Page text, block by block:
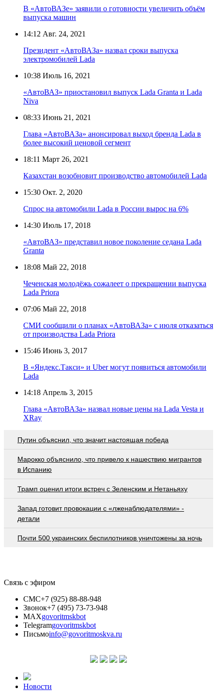
В «АвтоВАЗе» заявили о готовности увеличить объём
выпуска машин
14:12 Авг. 24, 2021
Президент «АвтоВАЗа» назвал сроки выпуска
электромобилей Lada
10:38 Июль 16, 2021
«АвтоВАЗ» приостановил выпуск Lada Granta и Lada
Niva
08:33 Июнь 21, 2021
Глава «АвтоВАЗа» анонсировал выход бренда Lada в
более высокий ценовой сегмент
18:11 Март 26, 2021
Казахстан возобновит производство автомобилей Lada
15:30 Окт. 2, 2020
Спрос на автомобили Lada в России вырос на 6%
14:30 Июль 17, 2018
«АвтоВАЗ» представил новое поколение седана Lada
Granta
18:08 Май 22, 2018
Чеченская молодёжь сожалеет о прекращении выпуска
Lada Priora
07:06 Май 22, 2018
СМИ сообщили о планах «АвтоВАЗа» с июля отказаться
от производства Lada Priora
15:46 Июнь 3, 2017
В «Яндекс.Такси» и Uber могут появиться автомобили
Lada
14:18 Апрель 3, 2015
Глава «АвтоВАЗа» назвал новые цены на Lada Vesta и
XRay
Путин объяснил, что значит настоящая победа
Марокко объяснило, что привело к нашествию мигрантов
в Испанию
Трамп оценил итоги встреч с Зеленским и Нетаньяху
Запад готовит провокации с «лженаблюдателями» -
детали
Почти 500 украинских беспилотников уничтожены за ночь
Связь с эфиром
СМС+7 (925) 88-88-948
Звонок+7 (495) 73-73-948
MAXgovoritmskbot
Telegramgovoritmskbot
Письмоinfo@govoritmoskva.ru
Новости